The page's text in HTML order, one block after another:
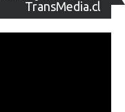
TransMedia.cl
de